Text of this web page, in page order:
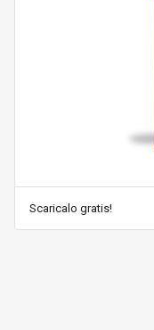
Scaricalo gratis!